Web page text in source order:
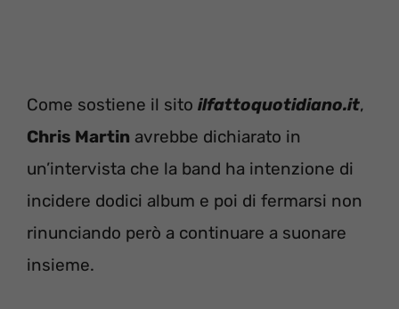
Come sostiene il sito ilfattoquotidiano.it,
Chris Martin avrebbe dichiarato in
un’intervista che la band ha intenzione di
incidere dodici album e poi di fermarsi non
rinunciando però a continuare a suonare
insieme.